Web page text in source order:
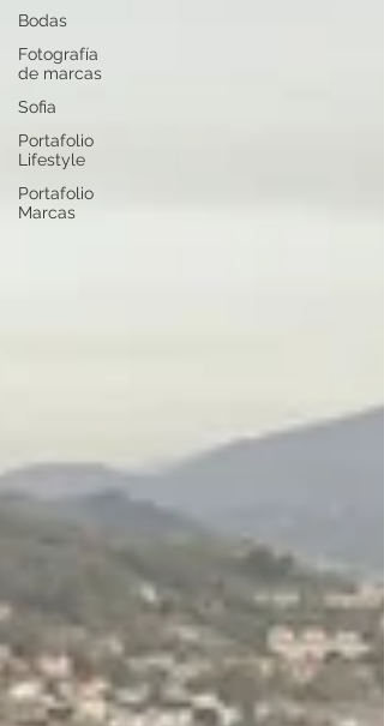
Bodas
Fotografía
de marcas
Sofia
Portafolio
Lifestyle
Portafolio
Marcas